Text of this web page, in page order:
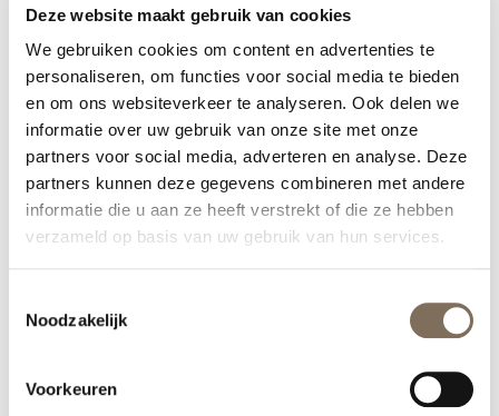
Deze website maakt gebruik van cookies
We gebruiken cookies om content en advertenties te
personaliseren, om functies voor social media te bieden
en om ons websiteverkeer te analyseren. Ook delen we
informatie over uw gebruik van onze site met onze
partners voor social media, adverteren en analyse. Deze
partners kunnen deze gegevens combineren met andere
informatie die u aan ze heeft verstrekt of die ze hebben
verzameld op basis van uw gebruik van hun services.
Noodzakelijk
Voorkeuren
– Dermasence Eye cream
– Skinceuticals Triple lipid restore 2:4:2 creme
– Skinceuticals Advanced brightening SPF 50.
Mijn nachtroutine vind ik een van mijn favoriete
momenten van de avond. Ik start met het verwijderen
schepje bovenop, door de Skinceuticals Glycolic
houdt mijn huid meer vocht vast en vind ik mijn huid er